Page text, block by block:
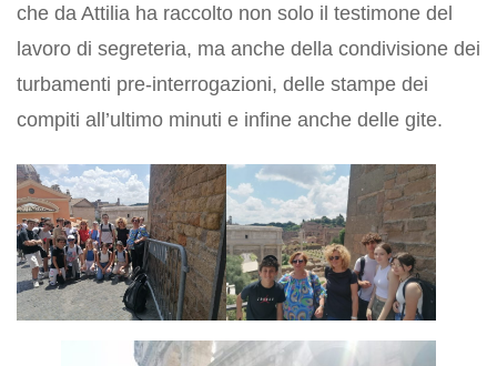
che da Attilia ha raccolto non solo il testimone del
lavoro di segreteria, ma anche della condivisione dei
turbamenti pre-interrogazioni, delle stampe dei
compiti all’ultimo minuti e infine anche delle gite.